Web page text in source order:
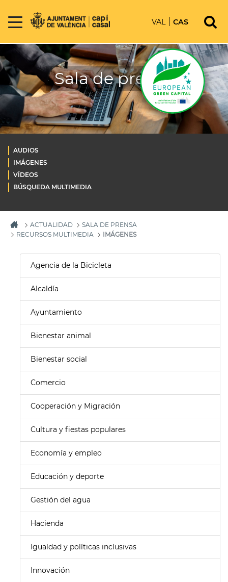
VAL CAS
Sala de prensa
AUDIOS
IMÁGENES
VÍDEOS
BÚSQUEDA MULTIMEDIA
ACTUALIDAD
SALA DE PRENSA
RECURSOS MULTIMEDIA
IMÁGENES
Agencia de la Bicicleta
Alcaldía
Ayuntamiento
Bienestar animal
Bienestar social
Comercio
Cooperación y Migración
Cultura y fiestas populares
Economía y empleo
Educación y deporte
Gestión del agua
Hacienda
Igualdad y políticas inclusivas
Innovación